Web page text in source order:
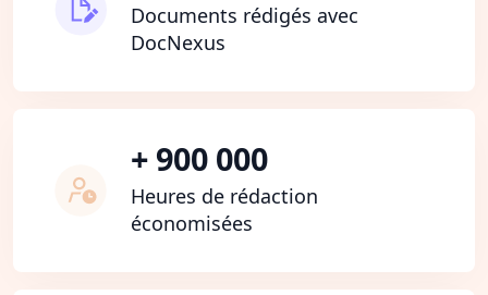
Documents rédigés avec
DocNexus
+ 900 000
Heures de rédaction
économisées